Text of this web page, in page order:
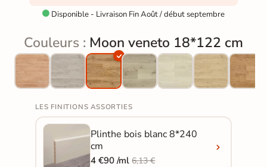
 Disponible - Livraison Fin Août / début septembre
Couleurs : Moon veneto 18*122 cm
LES FINITIONS ASSORTIES
Plinthe bois blanc 8*240
cm
4 €90 /ml6,13 €